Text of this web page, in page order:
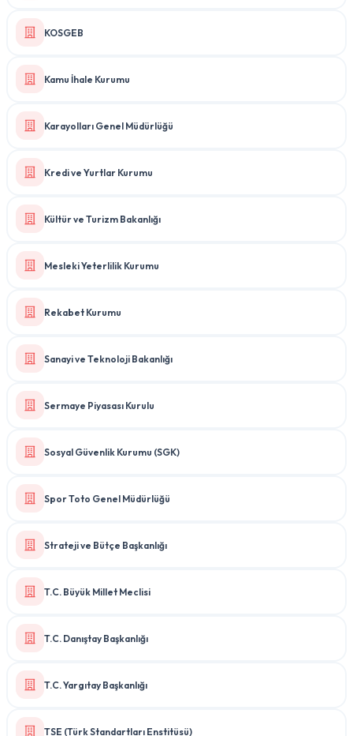
KOSGEB
Kamu İhale Kurumu
Karayolları Genel Müdürlüğü
Kredi ve Yurtlar Kurumu
Kültür ve Turizm Bakanlığı
Mesleki Yeterlilik Kurumu
Rekabet Kurumu
Sanayi ve Teknoloji Bakanlığı
Sermaye Piyasası Kurulu
Sosyal Güvenlik Kurumu (SGK)
Spor Toto Genel Müdürlüğü
Strateji ve Bütçe Başkanlığı
T.C. Büyük Millet Meclisi
T.C. Danıştay Başkanlığı
T.C. Yargıtay Başkanlığı
TSE (Türk Standartları Enstitüsü)